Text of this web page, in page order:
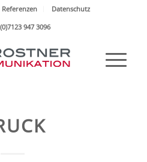
Referenzen
Datenschutz
947 3096